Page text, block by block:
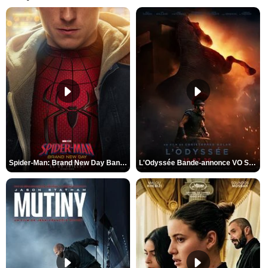
Spider-Man: Brand New Day Bande-annonce VO STFR L'Odyssée Bande-annonce VO STFR